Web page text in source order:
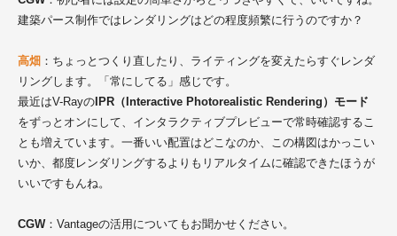
建築パース制作ではレンダリングはどの程度頻繁に行うのですか？
高畑 ：ちょっとつくり直したり、ライティングを変えたらすぐレンダ
リングします。「常にしてる」感じです。
最近はV-RayのIPR（Interactive Photorealistic Rendering）モード
をずっとオンにして、インタラクティブプレビューで常時確認するこ
とも増えています。一番いい配置はどこなのか、この構図はかっこい
いか、都度レンダリングするよりもリアルタイムに確認できたほうが
いいですもんね。
CGW：Vantageの活用についてもお聞かせください。